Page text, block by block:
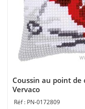
Coussin au point de
Vervaco
PN-0172809